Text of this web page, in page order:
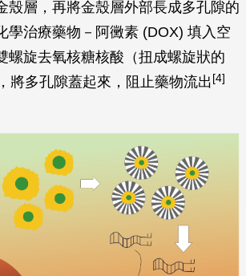
洪連輝教授團隊提供
磁引導之標靶藥物，磁引導標靶藥物
成，氧化鐵做為奈米顆粒核心，將奈
殼層，再將金殼層外部長成多孔隙的
學治療藥物－阿黴素 (DOX) 填入空
螺旋去氧核糖核酸（扭成螺旋狀的
將多孔隙蓋起來，阻止藥物流出